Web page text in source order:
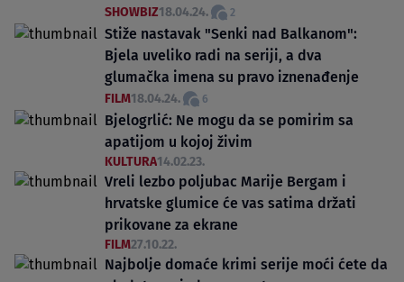
SHOWBIZ18.04.24. 2
Stiže nastavak "Senki nad Balkanom":
Bjela uveliko radi na seriji, a dva
glumačka imena su pravo iznenađenje
FILM18.04.24. 6
Bjelogrlić: Ne mogu da se pomirim sa
apatijom u kojoj živim
KULTURA14.02.23.
Vreli lezbo poljubac Marije Bergam i
hrvatske glumice će vas satima držati
prikovane za ekrane
FILM27.10.22.
Najbolje domaće krimi serije moći ćete da